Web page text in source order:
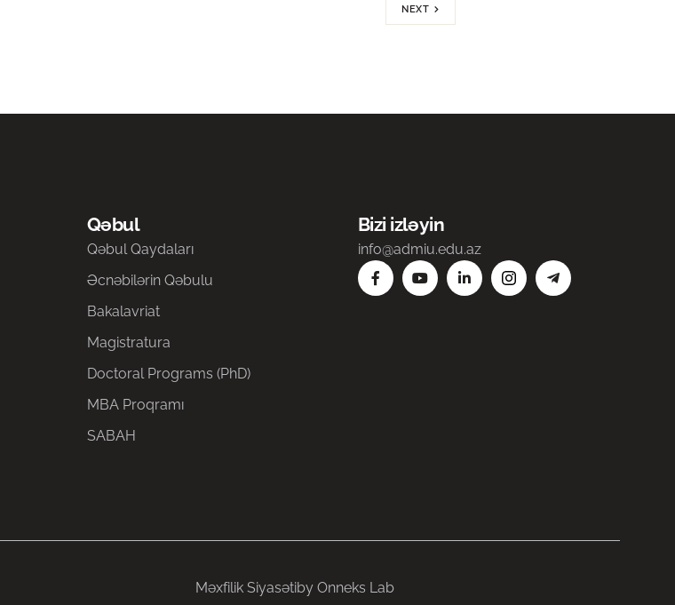
NEXT
Qəbul
Qəbul Qaydaları
Əcnəbilərin Qəbulu
Bakalavriat
Magistratura
Doctoral Programs (PhD)
MBA Proqramı
SABAH
Bizi izləyin
info@admiu.edu.az
Məxfilik Siyasətiby Onneks Lab